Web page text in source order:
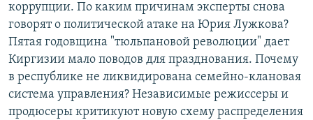
коррупции. По каким причинам эксперты снова
говорят о политической атаке на Юрия Лужкова?
Пятая годовщина "тюльпановой революции" дает
Киргизии мало поводов для празднования. Почему
в республике не ликвидирована семейно-клановая
система управления? Независимые режиссеры и
продюсеры критикуют новую схему распределения